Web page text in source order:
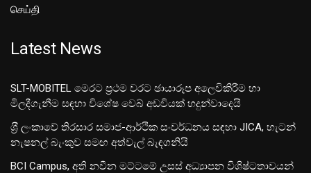
செய்தி
Latest News
SLT-MOBITEL මෙරට ප්‍රථම වරට ඡායාරූප අලෙවිකිරීම හා
මිලදීගැනීම සඳහා විශේෂ වෙබ් අඩවියක් හදුන්වාදෙයි
ශ‍්‍රී ලංකාවේ තිරසාර සමාජ-ආර්ථික සංවර්ධනය සඳහා JICA, හැටන්
නැෂනල් බැංකුව සමඟ අත්වැල් බැඳගනියි
BCI Campus, අති නවීන මට්ටමේ උසස් අධ්‍යාපන විශිෂ්ටතාවයන්